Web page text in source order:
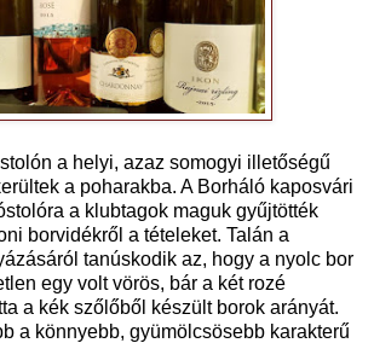
a helyi, azaz somogyi illetőségű
a poharakba. A Borháló kaposvári
a klubtagok maguk gyűjtötték
borvidékről a tételeket. Talán a
tanúskodik az, hogy a nyolc bor
egy volt vörös, bár a két rozé
a kék szőlőből készült borok arányát.
a könnyebb, gyümölcsösebb karakterű